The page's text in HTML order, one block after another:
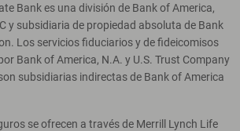
Bank es una división de Bank of America,
y subsidiaria de propiedad absoluta de Bank
Los servicios fiduciarios y de fideicomisos
Bank of America, N.A. y U.S. Trust Company
subsidiarias indirectas de Bank of America
se ofrecen a través de Merrill Lynch Life